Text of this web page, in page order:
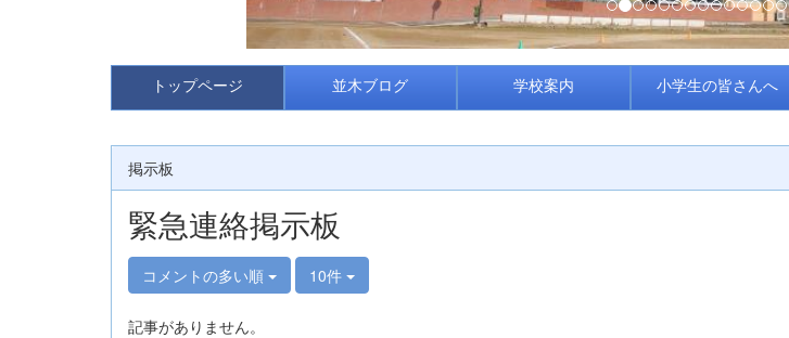
トップページ 並木ブログ 学校案内 小学生の皆さんへ
掲示板
緊急連絡掲示板
コメントの多い順 10件
記事がありません。